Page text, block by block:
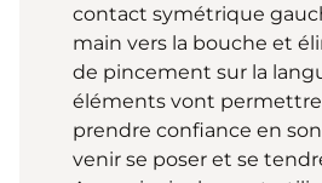
contact symétrique
main vers la bouche et
de pincement sur la
éléments vont permettre
prendre confiance en
venir se poser et se